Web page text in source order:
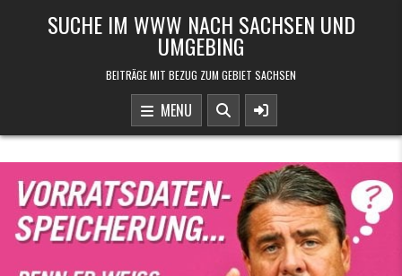
SUCHE IM WWW NACH SACHSEN UND
UMGEBING
BEITRÄGE MIT BEZUG ZUM GEBIET SACHSEN
MENU